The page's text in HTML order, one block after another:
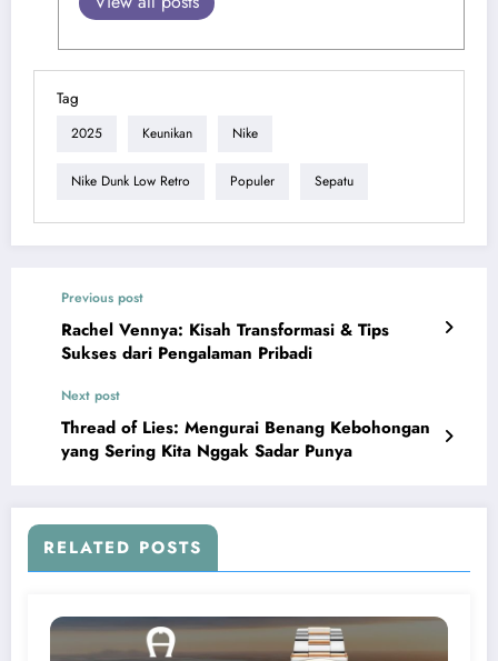
Tag
2025 Keunikan Nike
Nike Dunk Low Retro Populer Sepatu
Previous post
Rachel Vennya: Kisah Transformasi & Tips
Sukses dari Pengalaman Pribadi
Next post
Thread of Lies: Mengurai Benang Kebohongan
yang Sering Kita Nggak Sadar Punya
RELATED POSTS